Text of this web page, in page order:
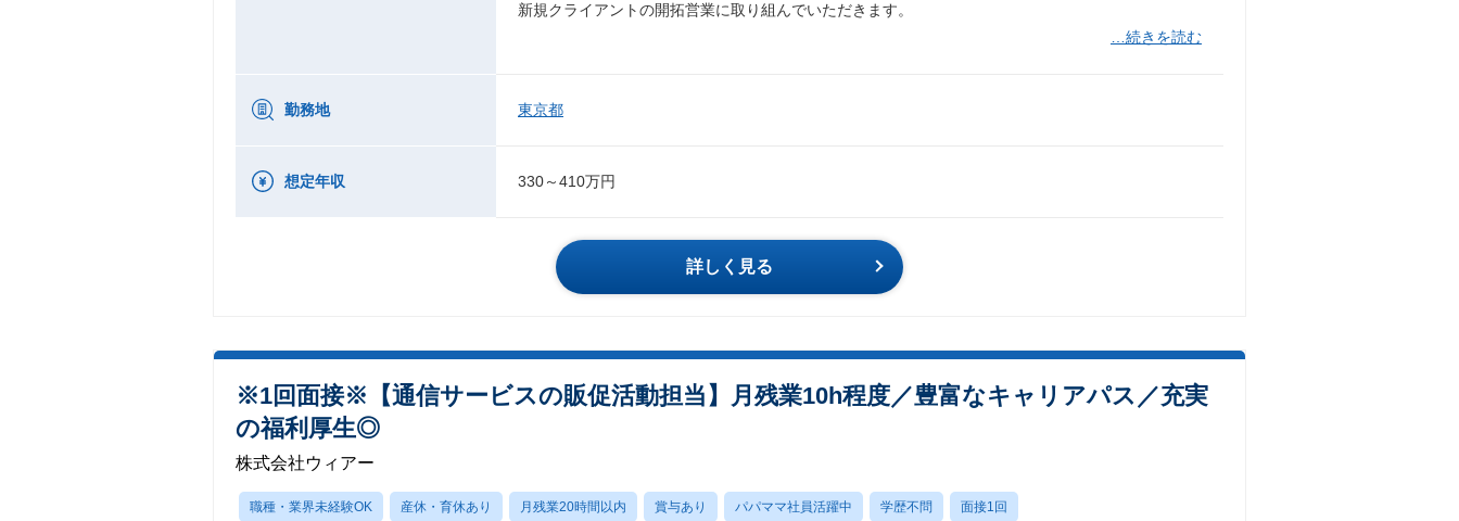
新規クライアントの開拓営業に取り組んでいただきます。
…続きを読む
勤務地 東京都
想定年収 330～410万円
詳しく見る
※1回面接※【通信サービスの販促活動担当】月残業10h程度／豊富なキャリアパス／充実
の福利厚生◎
株式会社ウィアー
職種・業界未経験OK 産休・育休あり 月残業20時間以内 賞与あり パパママ社員活躍中 学歴不問 面接1回